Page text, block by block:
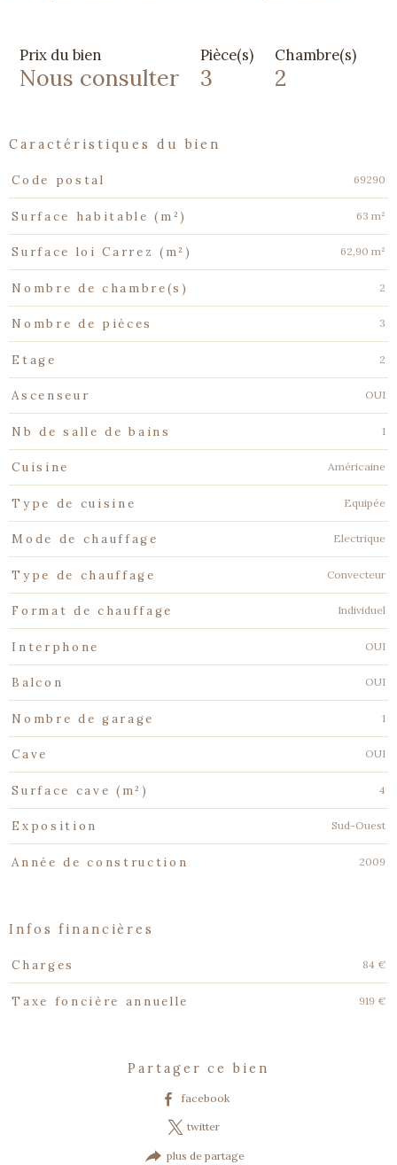
Prix du bien
Nous consulter
Pièce(s)
3
Chambre(s)
2
caractéristiques du bien
Caractéristiques Valeurs
Code postal 69290
Surface habitable (m²) 63 m²
Surface loi Carrez (m²) 62,90 m²
Nombre de chambre(s) 2
Nombre de pièces 3
Etage 2
Ascenseur OUI
Nb de salle de bains 1
Cuisine Américaine
Type de cuisine Equipée
Mode de chauffage Electrique
Type de chauffage Convecteur
Format de chauffage Individuel
Interphone OUI
Balcon OUI
Nombre de garage 1
Cave OUI
Surface cave (m²) 4
Exposition Sud-Ouest
Année de construction 2009
infos financières
Caractéristiques
Charges 84 €
Taxe foncière annuelle 919 €
partager ce bien
facebook
twitter
plus de partage